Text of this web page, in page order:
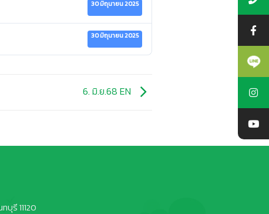
30 มิถุนายน 2025
30 มิถุนายน 2025
6. มิ.ย.68 EN
บุรี 11120